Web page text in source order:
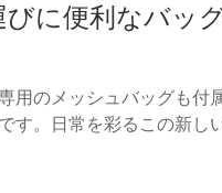
に便利なバッ
用のメッシュバッグも付
す。日常を彩るこの新し